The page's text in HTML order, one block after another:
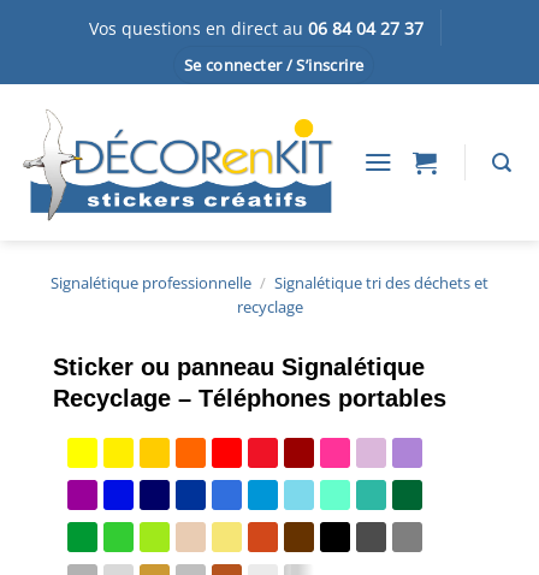
Vos questions en direct au 06 84 04 27 37
Se connecter / S’inscrire
Signalétique professionnelle / Signalétique tri des déchets et
recyclage
Sticker ou panneau Signalétique
Recyclage – Téléphones portables